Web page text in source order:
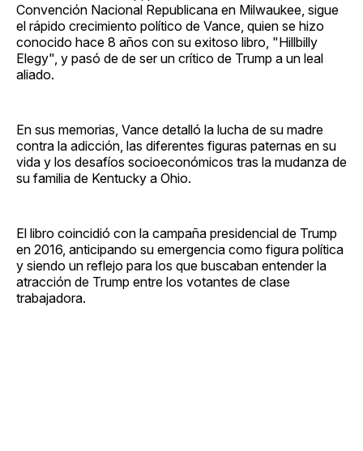
Convención Nacional Republicana en Milwaukee, sigue
el rápido crecimiento político de Vance, quien se hizo
conocido hace 8 años con su exitoso libro, "Hillbilly
Elegy", y pasó de de ser un crítico de Trump a un leal
aliado.
En sus memorias, Vance detalló la lucha de su madre
contra la adicción, las diferentes figuras paternas en su
vida y los desafíos socioeconómicos tras la mudanza de
su familia de Kentucky a Ohio.
El libro coincidió con la campaña presidencial de Trump
en 2016, anticipando su emergencia como figura política
y siendo un reflejo para los que buscaban entender la
atracción de Trump entre los votantes de clase
trabajadora.